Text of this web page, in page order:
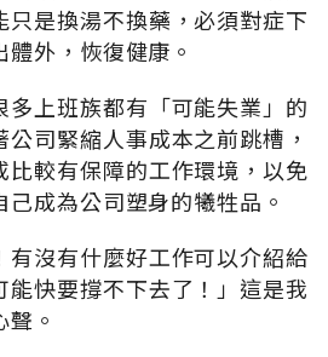
只是換湯不換藥，必須對症下
外，恢復健康。
多上班族都有「可能失業」的
司緊縮人事成本之前跳槽，
比較有保障的工作環境，以免
成為公司塑身的犧牲品。
有沒有什麼好工作可以介紹給
快要撐不下去了！」這是我
。